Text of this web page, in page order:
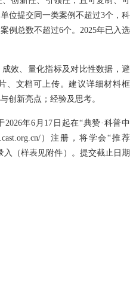
位提交同一类案例不超过3个，科
例总数不超过6个。2025年已入选
效、量化指标及对比性数据，避
、文档可上传。建议详细材料框
创新亮点；经验及思考。
2026年6月17日起在“典赞·科普中
）注册，将学会“推荐
（样表见附件）。提交截止日期